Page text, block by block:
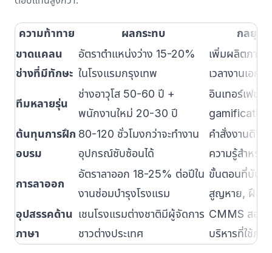
ความท้าทาย ผลกระทบ
กลยุทธ์
ขาดแคลน
ช่างที่มีทักษะ
อัตราตำแหน่งว่าง 15-20%
ในโรงแรมกรุงเทพ
เพิ่มผลิตภาพ
เวลางานเอกส
ทีมหลายรุ่น
ช่างอาวุโส 50-60 ปี +
พนักงานใหม่ 20-30 ปี
อินเทอร์เฟซมื
gamification
ต้นทุนการฝึก
อบรม
80-120 ชั่วโมงกว่าจะทำงาน
อุปกรณ์ซับซ้อนได้
คำสั่งงานดิจิ
ความรู้สำหรับ
การลาออก
อัตราลาออก 18-25% ต่อปีใน
งานซ่อมบำรุงโรงแรม
ขั้นตอนที่บันทึ
สูญหาย, ฝึกพ
อุปสรรคด้าน
ภาษา
เชนโรงแรมต่างชาติมีผู้จัดการ
ชาวต่างประเทศ
CMMS สองภ
บริหารที่ใช้ภา